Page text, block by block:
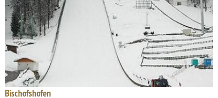
Bischofshofen